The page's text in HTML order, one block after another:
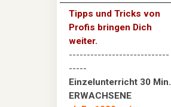
Tipps und Tricks von
Profis bringen Dich
weiter.
----------------------------
-----
Einzelunterricht 30 Min.
ERWACHSENE